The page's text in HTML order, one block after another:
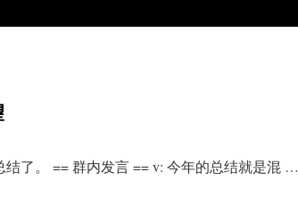
了。 == 群内发言 == v: 今年的总结就是混 …